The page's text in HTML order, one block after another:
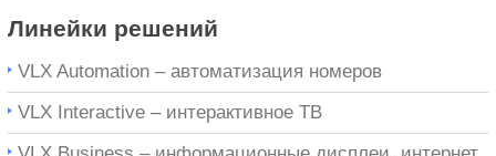
Линейки решений
VLX Automation – автоматизация номеров
VLX Interactive – интерактивное ТВ